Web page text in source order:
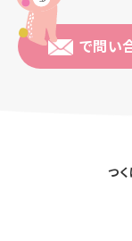
で問い
つ